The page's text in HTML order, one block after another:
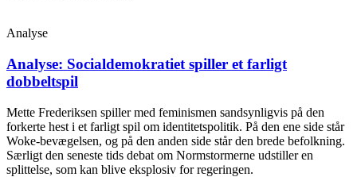
Analyse
Analyse: Socialdemokratiet spiller et farligt
dobbeltspil
Mette Frederiksen spiller med feminismen sandsynligvis på den
forkerte hest i et farligt spil om identitetspolitik. På den ene side står
Woke-bevægelsen, og på den anden side står den brede befolkning.
Særligt den seneste tids debat om Normstormerne udstiller en
splittelse, som kan blive eksplosiv for regeringen.